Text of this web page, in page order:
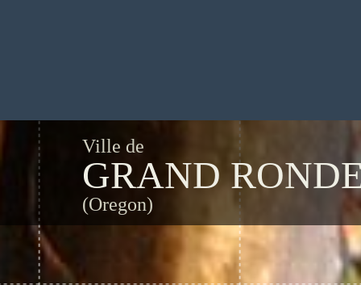
Ville de
GRAND
(Oregon)